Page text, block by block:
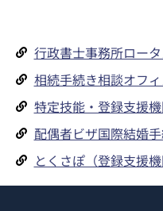
行政書士事務所ロー
相続手続き相談オフ
特定技能・登録支援
配偶者ビザ国際結婚
とくさぽ（登録支援